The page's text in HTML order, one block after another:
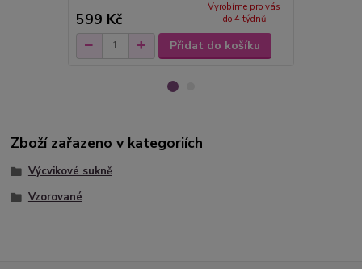
599 Kč
Vyrobíme pro vás
do 4 týdnů
Přidat do košíku
Zboží zařazeno v kategoriích
Výcvikové sukně
Vzorované